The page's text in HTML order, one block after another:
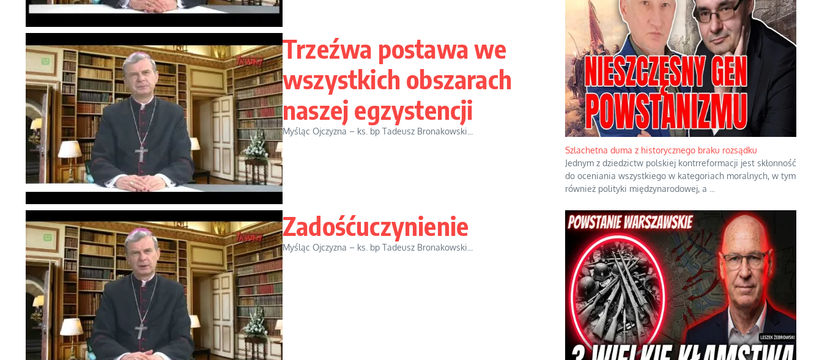
Trzeźwa postawa we
wszystkich obszarach
naszej egzystencji
Myśląc Ojczyzna – ks. bp Tadeusz Bronakowski...
Zadośćuczynienie
Myśląc Ojczyzna – ks. bp Tadeusz Bronakowski...
Szlachetna duma z historycznego braku rozsądku
Jednym z dziedzictw polskiej kontrreformacji jest skłonność
do oceniania wszystkiego w kategoriach moralnych, w tym
również polityki międzynarodowej, a